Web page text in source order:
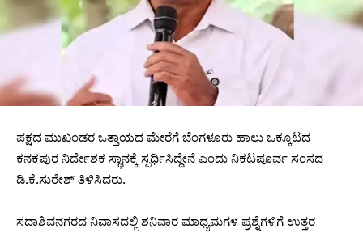
ಪಕ್ಷದ ಮುಖಂಡರ ಒತ್ತಾಯದ ಮೇರೆಗೆ ಬೆಂಗಳೂರು ಹಾಲು ಒಕ್ಕೂಟದ
ಕನಕಪುರ ನಿರ್ದೇಶಕ ಸ್ಥಾ‌ನಕ್ಕೆ ಸ್ಪರ್ಧಿಸಿದ್ದೇನೆ ಎಂದು ನಿಕಟಪೂರ್ವ ಸಂಸದ
ಡಿ.ಕೆ.ಸುರೇಶ್ ತಿಳಿಸಿದರು.
ಸದಾಶಿವನಗರದ ನಿವಾಸದಲ್ಲಿ ಶನಿವಾರ ಮಾಧ್ಯಮಗಳ ಪ್ರಶ್ನೆಗಳಿಗೆ ಉತ್ತರ